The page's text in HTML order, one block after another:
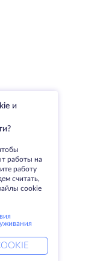
и
работы на
работу
считать,
cookie